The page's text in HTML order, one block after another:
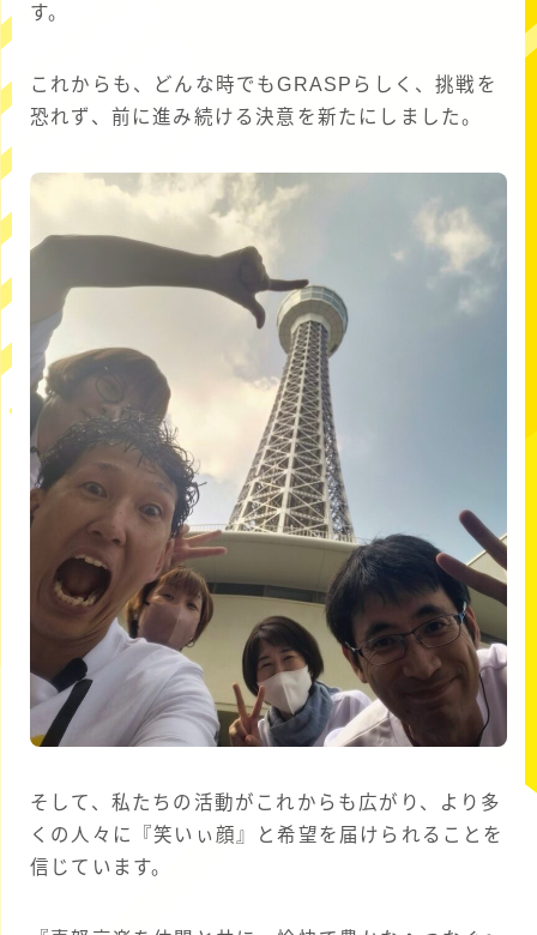
す。
これからも、どんな時でもGRASPらしく、挑戦を
恐れず、前に進み続ける決意を新たにしました。
そして、私たちの活動がこれからも広がり、より多
くの人々に『笑いぃ顔』と希望を届けられることを
信じています。